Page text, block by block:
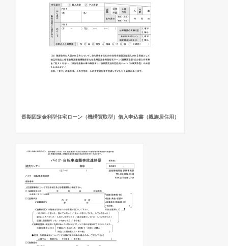
長期固定金利型住宅ローン（機構買取型）借入申込書（親族居住用）